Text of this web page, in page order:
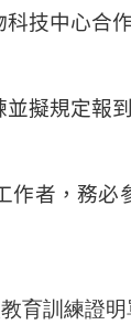
技中心合
擬規定報
作者，務必
育訓練證明